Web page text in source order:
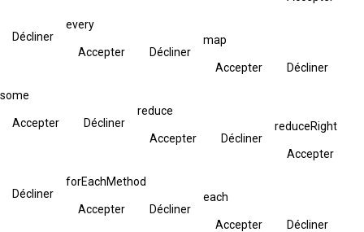
Décliner
every
Accepter Décliner
map
Accepter Décliner
some
Accepter Décliner
reduce
Accepter Décliner
reduceRight
Accepter
Décliner
forEachMethod
Accepter Décliner
each
Accepter Décliner